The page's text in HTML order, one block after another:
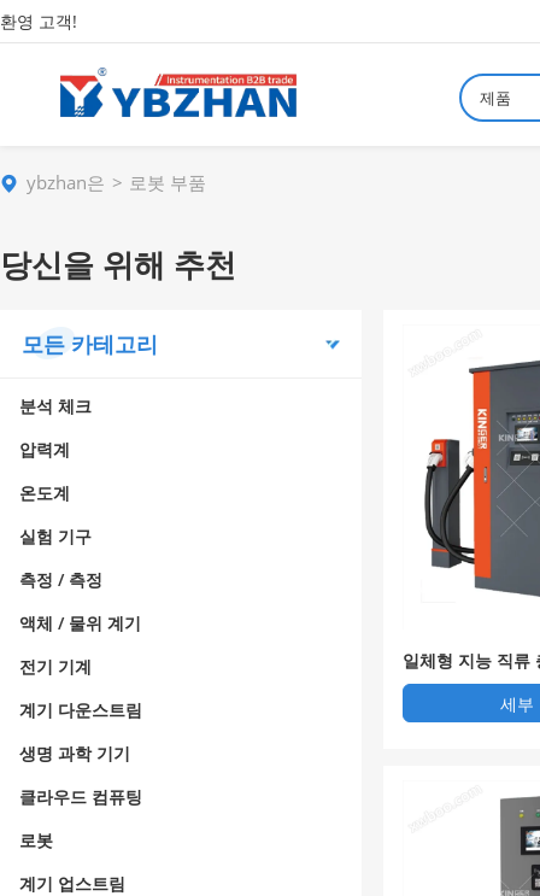
환영 고객!
제품
ybzhan은 로봇 부품
당신을 위해 추천
모든 카테고리
분석 체크
압력계
온도계
실험 기구
측정 / 측정
액체 / 물위 계기
전기 기계
계기 다운스트림
생명 과학 기기
클라우드 컴퓨팅
로봇
계기 업스트림
일체형 지능 직류
세부